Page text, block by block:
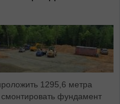
1295,6 метра
фундамент